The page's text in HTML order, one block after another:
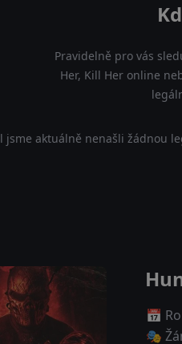
Pravidelně pro vás
Her, Kill Her online
jsme aktuálně nenašli žádnou
📅
🎭